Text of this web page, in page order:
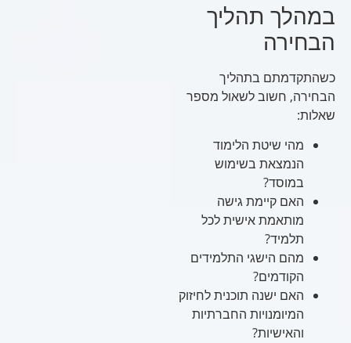
במהלך תהליך
הבחירה
כשהתקדמתם בתהליך
הבחירה, חשוב לשאול מספר
שאלות:
מהי שיטת הלימוד
הנמצאת בשימוש
במוסד?
האם קיימת גישה
מותאמת אישית לכל
תלמיד?
מהם הישגי התלמידים
הקודמים?
האם ישנה תוכנית לחיזוק
המיומנויות החברתיות
והאישיות?